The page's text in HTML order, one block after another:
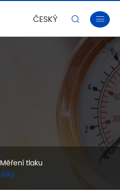
ČESKÝ  
Měření tlaku